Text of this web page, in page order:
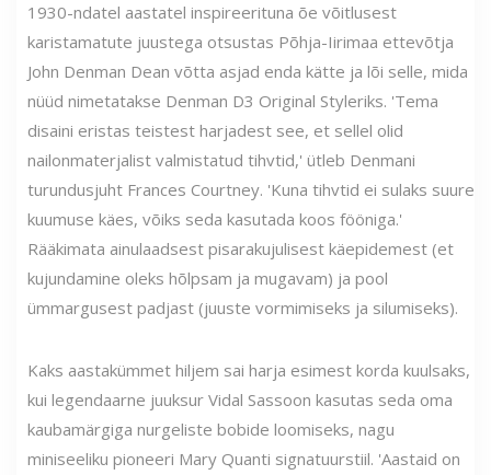
1930-ndatel aastatel inspireerituna õe võitlusest
karistamatute juustega otsustas Põhja-Iirimaa ettevõtja
John Denman Dean võtta asjad enda kätte ja lõi selle, mida
nüüd nimetatakse Denman D3 Original Styleriks. 'Tema
disaini eristas teistest harjadest see, et sellel olid
nailonmaterjalist valmistatud tihvtid,' ütleb Denmani
turundusjuht Frances Courtney. 'Kuna tihvtid ei sulaks suure
kuumuse käes, võiks seda kasutada koos fööniga.'
Rääkimata ainulaadsest pisarakujulisest käepidemest (et
kujundamine oleks hõlpsam ja mugavam) ja pool
ümmargusest padjast (juuste vormimiseks ja silumiseks).
Kaks aastakümmet hiljem sai harja esimest korda kuulsaks,
kui legendaarne juuksur Vidal Sassoon kasutas seda oma
kaubamärgiga nurgeliste bobide loomiseks, nagu
miniseeliku pioneeri Mary Quanti signatuurstiil. 'Aastaid on